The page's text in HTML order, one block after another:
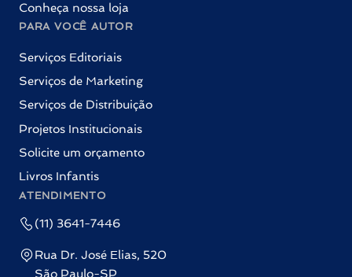
Conheça nossa loja
PARA VOCÊ AUTOR
Serviços Editoriais
Serviços de Marketing
Serviços de Distribuição
Projetos Institucionais
Solicite um orçamento
Livros Infantis
ATENDIMENTO
(11) 3641-7446
Rua Dr. José Elias, 520
São Paulo-SP